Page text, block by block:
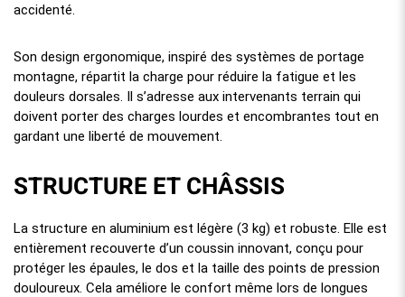
accidenté.
Son design ergonomique, inspiré des systèmes de portage
montagne, répartit la charge pour réduire la fatigue et les
douleurs dorsales. Il s’adresse aux intervenants terrain qui
doivent porter des charges lourdes et encombrantes tout en
gardant une liberté de mouvement.
STRUCTURE ET CHÂSSIS
La structure en aluminium est légère (3 kg) et robuste. Elle est
entièrement recouverte d’un coussin innovant, conçu pour
protéger les épaules, le dos et la taille des points de pression
douloureux. Cela améliore le confort même lors de longues